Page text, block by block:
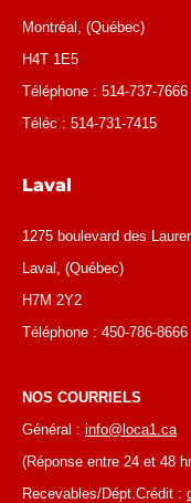
Montréal , (Québec)
H4T 1E5
Téléphone : 514-737-7666
Téléc : 514-731-7415
Laval
1275 boulevard des
Laval, (Québec)
H7M 2Y2
Téléphone : 450-786-8666
NOS COURRIELS
Général : info@loca1.ca
(Réponse entre 24 et 48
Recevables/Dépt.Crédit :